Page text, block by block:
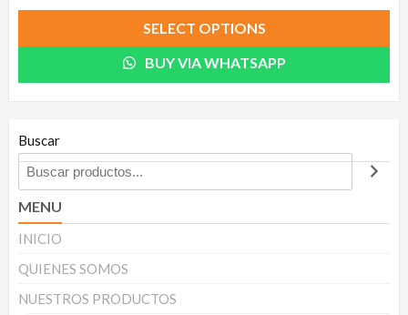
SELECT OPTIONS
BUY VIA WHATSAPP
Buscar
MENU
INICIO
QUIENES SOMOS
NUESTROS PRODUCTOS